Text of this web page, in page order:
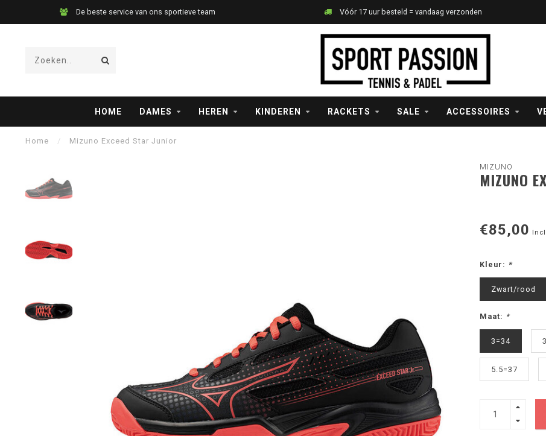
De beste service van ons sportieve team Vóór 17 uur besteld = vandaag verzonden
HOME DAMES HEREN KINDEREN RACKETS SALE ACCESSOIRES
Home / Mizuno Exceed Star Junior
MIZUNO
MIZUNO
€85,00
Kleur: *
Zwart/rood
Maat: *
3=34
5.5=37